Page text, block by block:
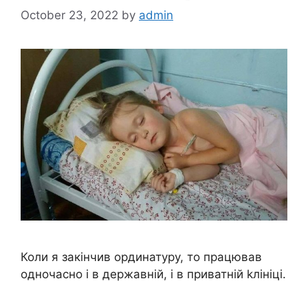
October 23, 2022 by admin
Коли я закінчив ординатуру, то працював
одночасно і в державній, і в приватній kлініці.